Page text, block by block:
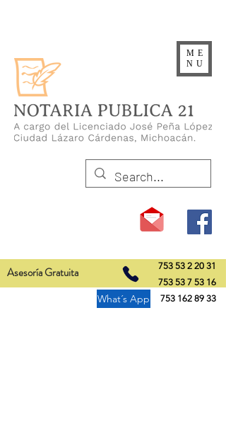
Asesoría Gratuita
753 53 2 20 31
753 53 7 53 16
What´s App 753 162 89 33
ME
NU